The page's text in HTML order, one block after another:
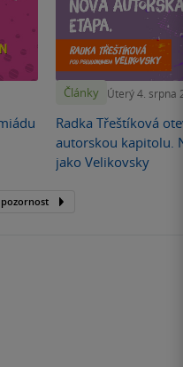
Články Úterý 4. srpna
Radka Třeštíková
autorskou kapitolu.
jako Velikovsky